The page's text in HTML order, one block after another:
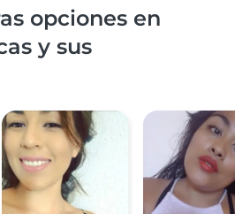
opciones en
y sus